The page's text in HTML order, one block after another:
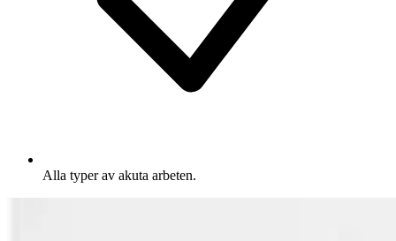
Alla typer av akuta arbeten.